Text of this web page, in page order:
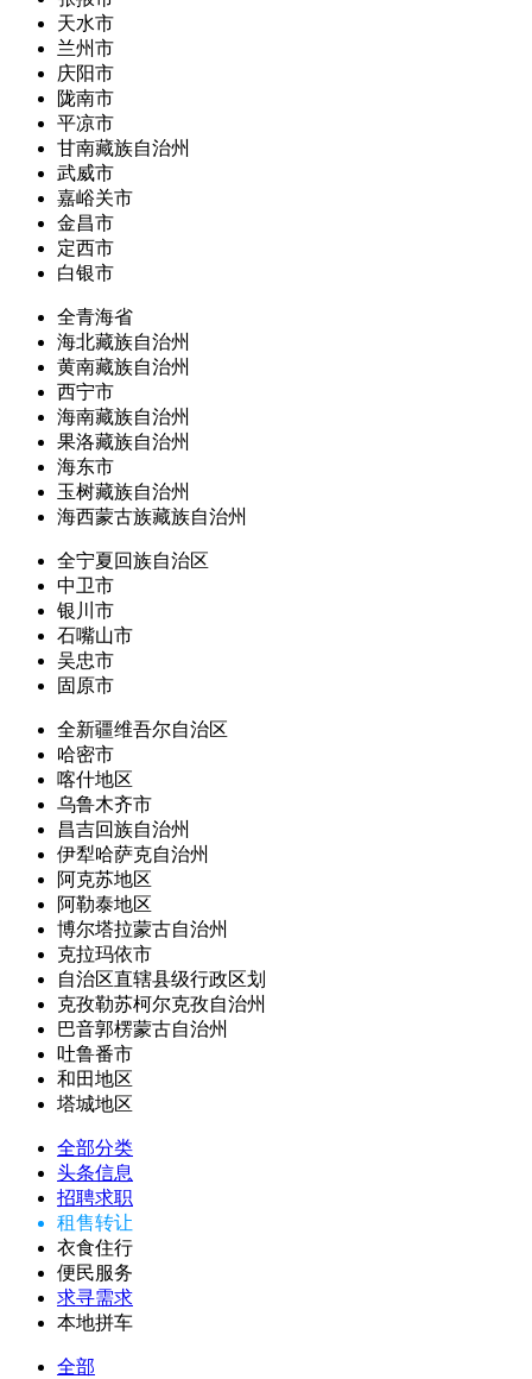
天水市
兰州市
庆阳市
陇南市
平凉市
甘南藏族自治州
武威市
嘉峪关市
金昌市
定西市
白银市
全青海省
海北藏族自治州
黄南藏族自治州
西宁市
海南藏族自治州
果洛藏族自治州
海东市
玉树藏族自治州
海西蒙古族藏族自治州
全宁夏回族自治区
中卫市
银川市
石嘴山市
吴忠市
固原市
全新疆维吾尔自治区
哈密市
喀什地区
乌鲁木齐市
昌吉回族自治州
伊犁哈萨克自治州
阿克苏地区
阿勒泰地区
博尔塔拉蒙古自治州
克拉玛依市
自治区直辖县级行政区划
克孜勒苏柯尔克孜自治州
巴音郭楞蒙古自治州
吐鲁番市
和田地区
塔城地区
全部分类
头条信息
招聘求职
租售转让
衣食住行
便民服务
求寻需求
本地拼车
全部